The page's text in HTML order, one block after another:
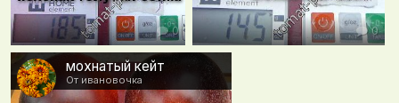
0 0
мохнатый кейт
От ивановочка